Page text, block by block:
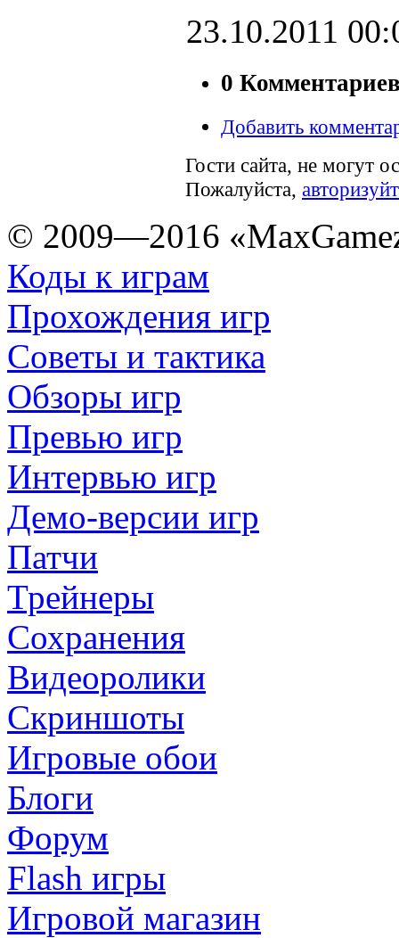
23.10.2011
0
Добавить
Гости сайта, не могут
Пожалуйста,
© 2009—2016
Коды к играм
Прохождения игр
Советы и тактика
Обзоры игр
Превью игр
Интервью игр
Демо-версии игр
Патчи
Трейнеры
Сохранения
Видеоролики
Скриншоты
Игровые обои
Блоги
Форум
Flash игры
Игровой магазин